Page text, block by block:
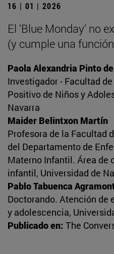
16 | 01 | 2026
El ‘Blue Monday’ no
(y cumple una
Paola Alexandria Pinto
Investigador - Facultad
Positivo de Niños y
Navarra
Maider Belintxon Martín
Profesora de la Facultad
del Departamento de
Materno Infantil. Área de
infantil, Universidad de
Pablo Tabuenca
Doctorando. Atención de
y adolescencia,
Publicado en: The